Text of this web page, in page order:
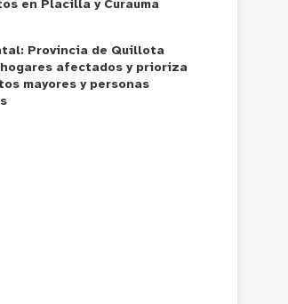
en Placilla y Curauma
Provincia de Quillota
afectados y prioriza
mayores y personas